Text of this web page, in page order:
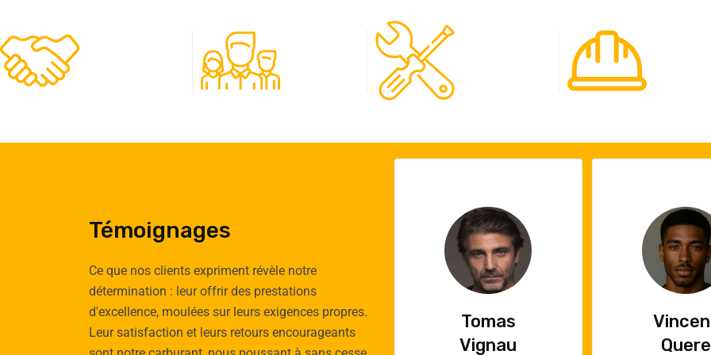
Témoignages
Ce que nos clients expriment révèle notre
détermination : leur offrir des prestations
d'excellence, moulées sur leurs exigences propres.
Leur satisfaction et leurs retours encourageants
Emilie
Cauchy
Tomas
Vignau
Vincent
Quere
Emilie
Cauchy